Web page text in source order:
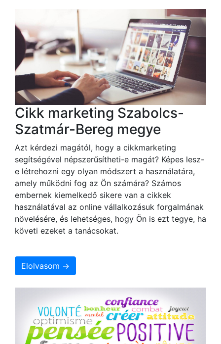
Cikk marketing Szabolcs-
Szatmár-Bereg megye
Azt kérdezi magától, hogy a cikkmarketing
segítségével népszerűsítheti-e magát? Képes lesz-
e létrehozni egy olyan módszert a használatára,
amely működni fog az Ön számára? Számos
embernek kiemelkedő sikere van a cikkek
használatával az online vállalkozásuk forgalmának
növelésére, és lehetséges, hogy Ön is ezt tegye, ha
követi ezeket a tanácsokat.
Elolvasom →